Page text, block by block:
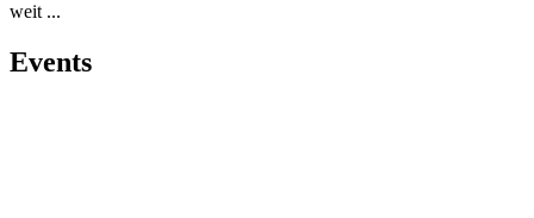
weit ...
Events